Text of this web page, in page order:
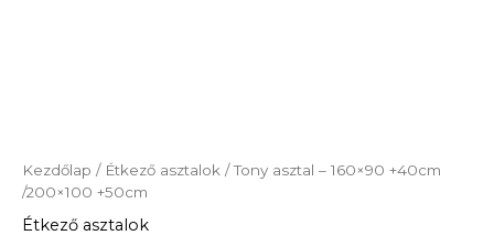
Kezdőlap / Étkező asztalok / Tony asztal – 160×90 +40cm
/200×100 +50cm
Étkező asztalok